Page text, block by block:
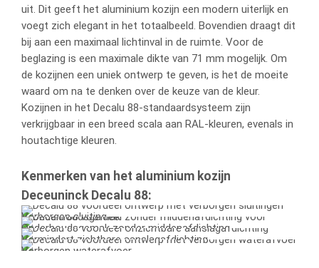
uit. Dit geeft het aluminium kozijn een modern uiterlijk en
voegt zich elegant in het totaalbeeld. Bovendien draagt dit
bij aan een maximaal lichtinval in de ruimte. Voor de
beglazing is een maximale dikte van 71 mm mogelijk. Om
de kozijnen een uniek ontwerp te geven, is het de moeite
waard om na te denken over de keuze van de kleur.
Kozijnen in het Decalu 88-standaardsysteem zijn
verkrijgbaar in een breed scala aan RAL-kleuren, evenals in
houtachtige kleuren.
Kenmerken van het aluminium kozijn
Deceuninck Decalu 88:
Verborgen sluiting
Onderhoudsgemak zonder middenafdichting
Vermindert zichtbare aanslagafdichting
Verborgen waterafvoer